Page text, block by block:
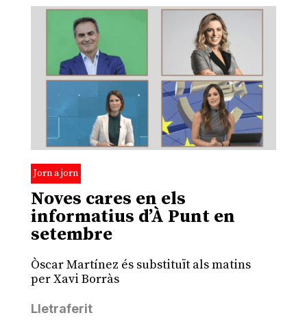
Jorn a jorn
Noves cares en els
informatius d’À Punt en
setembre
Òscar Martínez és substituït als matins
per Xavi Borràs
Lletraferit